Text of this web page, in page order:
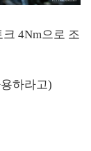
4Nm으로 조
하라고)